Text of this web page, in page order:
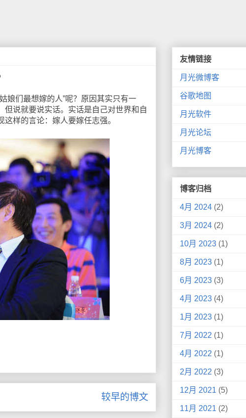
们最想嫁的人”呢？原因其实只有一
说就要说实话。实话是自己对世界和自
样的言论：嫁人要嫁任志强。
较早的博文
友情链接
月光微博客
谷歌地图
月光软件
月光论坛
月光博客
博客归档
4月 2024 (2)
3月 2024 (2)
10月 2023 (1)
8月 2023 (1)
6月 2023 (3)
4月 2023 (4)
1月 2023 (1)
7月 2022 (1)
4月 2022 (1)
2月 2022 (3)
12月 2021 (5)
11月 2021 (2)